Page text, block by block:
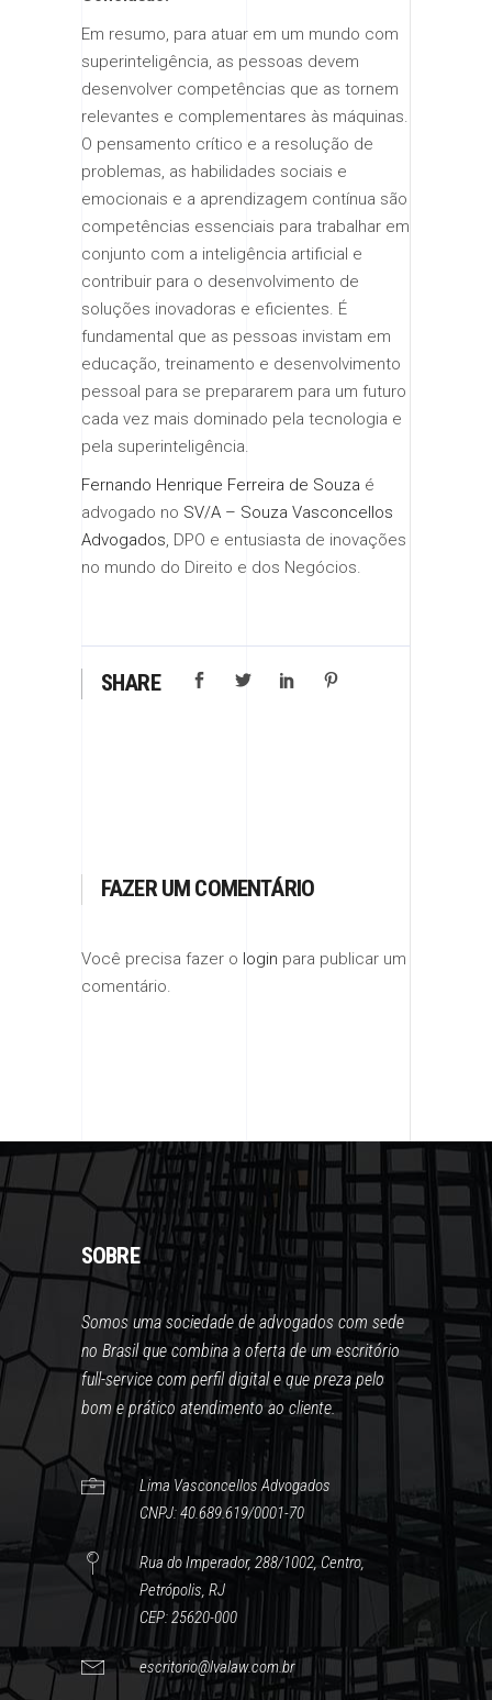
Em resumo, para atuar em um mundo com
superinteligência, as pessoas devem
desenvolver competências que as tornem
relevantes e complementares às máquinas.
O pensamento crítico e a resolução de
problemas, as habilidades sociais e
emocionais e a aprendizagem contínua são
competências essenciais para trabalhar em
conjunto com a inteligência artificial e
contribuir para o desenvolvimento de
soluções inovadoras e eficientes. É
fundamental que as pessoas invistam em
educação, treinamento e desenvolvimento
pessoal para se prepararem para um futuro
cada vez mais dominado pela tecnologia e
pela superinteligência.
Fernando Henrique Ferreira de Souza é
advogado no SV/A – Souza Vasconcellos
Advogados, DPO e entusiasta de inovações
no mundo do Direito e dos Negócios.
SHARE
FAZER UM COMENTÁRIO
Você precisa fazer o login para publicar um
comentário.
SOBRE
Somos uma sociedade de advogados com sede
no Brasil que combina a oferta de um escritório
full-service com perfil digital e que preza pelo
bom e prático atendimento ao cliente.
Lima Vasconcellos Advogados
CNPJ: 40.689.619/0001-70
Rua do Imperador, 288/1002, Centro,
Petrópolis, RJ
CEP: 25620-000
escritorio@lvalaw.com.br